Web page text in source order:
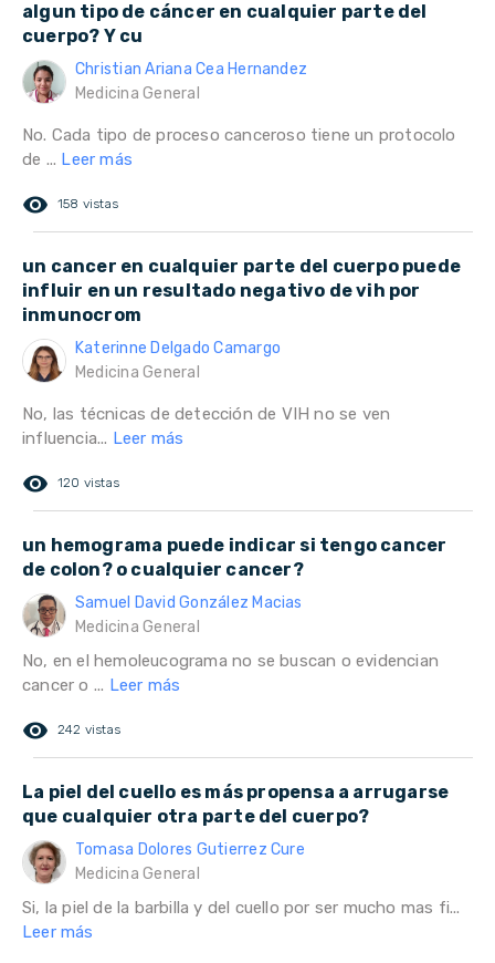
algun tipo de cáncer en cualquier parte del
cuerpo? Y cu
Christian Ariana Cea Hernandez
Medicina General
No. Cada tipo de proceso canceroso tiene un protocolo
de ... Leer más
remove_red_eye 158 vistas
un cancer en cualquier parte del cuerpo puede
influir en un resultado negativo de vih por
inmunocrom
Katerinne Delgado Camargo
Medicina General
No, las técnicas de detección de VIH no se ven
influencia... Leer más
remove_red_eye 120 vistas
un hemograma puede indicar si tengo cancer
de colon? o cualquier cancer?
Samuel David González Macias
Medicina General
No, en el hemoleucograma no se buscan o evidencian
cancer o ... Leer más
remove_red_eye 242 vistas
La piel del cuello es más propensa a arrugarse
que cualquier otra parte del cuerpo?
Tomasa Dolores Gutierrez Cure
Medicina General
Si, la piel de la barbilla y del cuello por ser mucho mas fi...
Leer más